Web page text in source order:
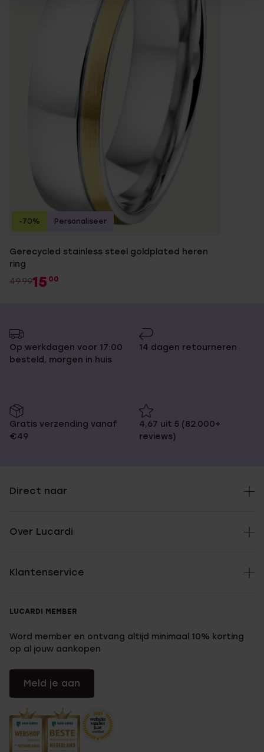
Gerecycled stainless steel goldplated heren
ring
49.9915 00
-70% Personaliseer
Op werkdagen voor 17:00
besteld, morgen in huis
14 dagen retourneren
Gratis verzending vanaf
€49
4,67 uit 5 (82.000+
reviews)
Direct naar
Over Lucardi
Klantenservice
LUCARDI MEMBER
Word member en ontvang altijd minimaal 10% korting
op al jouw aankopen
Meld je aan